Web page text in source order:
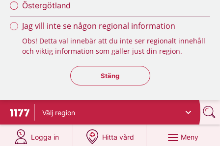
Östergötland
Jag vill inte se någon regional information
Obs! Detta val innebär att du inte ser regionalt innehåll
och viktig information som gäller just din region.
Stäng regionsväljaren
Stäng
Till startsidan för 1177
Välj region
Logga in
på 1177.se
Hitta vård
på 1177.se
Meny